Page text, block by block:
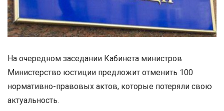
На очередном заседании Кабинета министров
Министерство юстиции предложит отменить 100
нормативно-правовых актов, которые потеряли свою
актуальность.